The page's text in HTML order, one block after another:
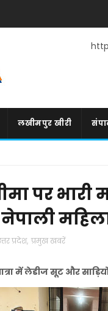
लखीमपुर खीरी
पर भारी
प्रदेश, प्रमुख खबरें
में लेडीज सूट और